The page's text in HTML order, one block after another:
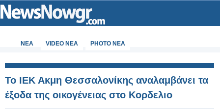
ΝΕΑ VIDEO NEA PHOTO NEA
Το ΙΕΚ Ακμη Θεσσαλονίκης αναλαμβάνει τα
έξοδα της οικογένειας στο Κορδελιο